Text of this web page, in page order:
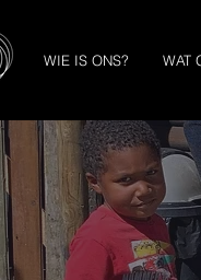
WIE IS ONS? WAT